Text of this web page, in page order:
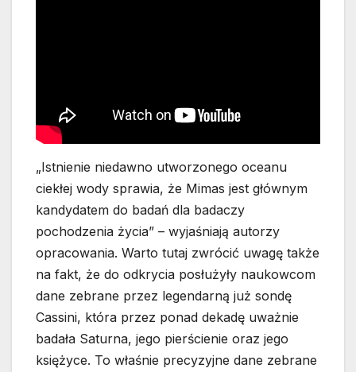
„Istnienie niedawno utworzonego oceanu
ciekłej wody sprawia, że Mimas jest głównym
kandydatem do badań dla badaczy
pochodzenia życia” – wyjaśniają autorzy
opracowania. Warto tutaj zwrócić uwagę także
na fakt, że do odkrycia posłużyły naukowcom
dane zebrane przez legendarną już sondę
Cassini, która przez ponad dekadę uważnie
badała Saturna, jego pierścienie oraz jego
księżyce. To właśnie precyzyjne dane zebrane